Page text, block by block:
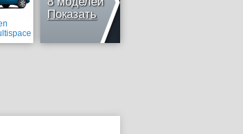
Показать